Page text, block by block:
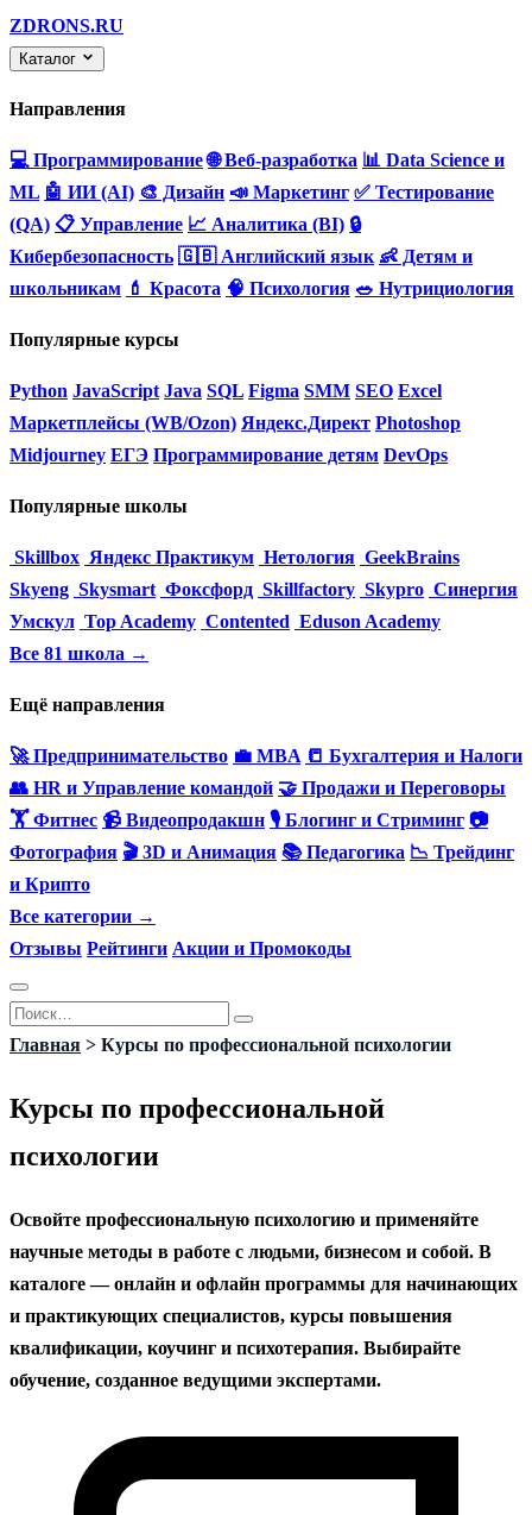
ZDRONS.RU
Каталог
Направления
💻 Программирование 🌐 Веб-разработка 📊 Data Science и
ML 🤖 ИИ (AI) 🎨 Дизайн 📣 Маркетинг ✅ Тестирование
(QA) 📋 Управление 📈 Аналитика (BI) 🔒
Кибербезопасность 🇬🇧 Английский язык 👶 Детям и
школьникам 💄 Красота 🧠 Психология 🥗 Нутрициология
Популярные курсы
Python JavaScript Java SQL Figma SMM SEO Excel
Маркетплейсы (WB/Ozon) Яндекс.Директ Photoshop
Midjourney ЕГЭ Программирование детям DevOps
Популярные школы
Skillbox Яндекс Практикум Нетология GeekBrains
Skyeng Skysmart Фоксфорд Skillfactory Skypro Синергия
Умскул Top Academy Contented Eduson Academy
Все 81 школа →
Ещё направления
🚀 Предпринимательство 💼 MBA 📒 Бухгалтерия и Налоги
👥 HR и Управление командой 🤝 Продажи и Переговоры
🏋️ Фитнес 📹 Видеопродакшн 🎙 Блогинг и Стриминг 📷
Фотография 🎬 3D и Анимация 📚 Педагогика 📉 Трейдинг
и Крипто
Все категории →
Отзывы Рейтинги Акции и Промокоды
Перейти
к
Search
for:
Главная > Курсы по профессиональной психологии
Курсы по профессиональной
психологии
Освойте профессиональную психологию и применяйте
научные методы в работе с людьми, бизнесом и собой. В
каталоге — онлайн и офлайн программы для начинающих
и практикующих специалистов, курсы повышения
квалификации, коучинг и психотерапия. Выбирайте
обучение, созданное ведущими экспертами.